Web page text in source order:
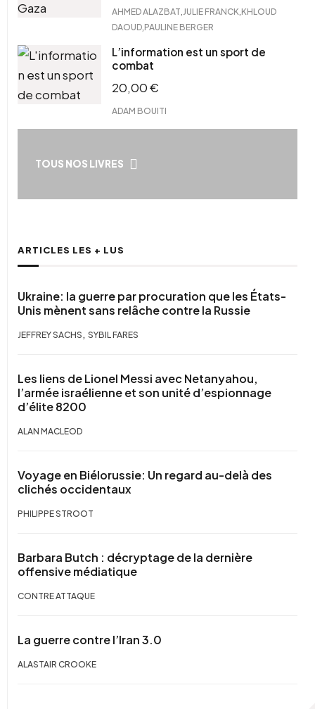
AHMED ALAZBAT JULIE FRANCK KHLOUD
DAOUD PAULINE BERGER
L’information est un sport de
combat
20,00€
ADAM BOUITI
TOUS NOS LIVRES
ARTICLES LES + LUS
Ukraine: la guerre par procuration que les États-
Unis mènent sans relâche contre la Russie
JEFFREY SACHS , SYBIL FARES
Les liens de Lionel Messi avec Netanyahou,
l’armée israélienne et son unité d’espionnage
d’élite 8200
ALAN MACLEOD
Voyage en Biélorussie: Un regard au-delà des
clichés occidentaux
PHILIPPE STROOT
Barbara Butch : décryptage de la dernière
offensive médiatique
CONTRE ATTAQUE
La guerre contre l’Iran 3.0
ALASTAIR CROOKE